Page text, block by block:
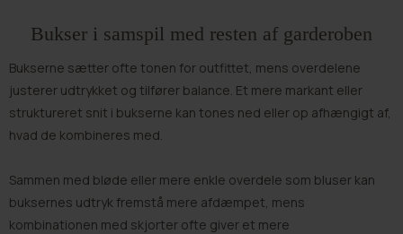
Bukser i samspil med resten af garderoben
Bukserne sætter ofte tonen for outfittet, mens overdelene
justerer udtrykket og tilfører balance. Et mere markant eller
struktureret snit i bukserne kan tones ned eller op afhængigt af,
hvad de kombineres med.
Sammen med bløde eller mere enkle overdele som bluser kan
buksernes udtryk fremstå mere afdæmpet, mens
kombinationen med skjorter ofte giver et mere